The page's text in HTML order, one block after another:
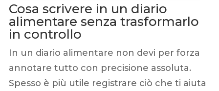
Cosa scrivere in un diario
alimentare senza trasformarlo
in controllo
In un diario alimentare non devi per forza
annotare tutto con precisione assoluta.
Spesso è più utile registrare ciò che ti aiuta